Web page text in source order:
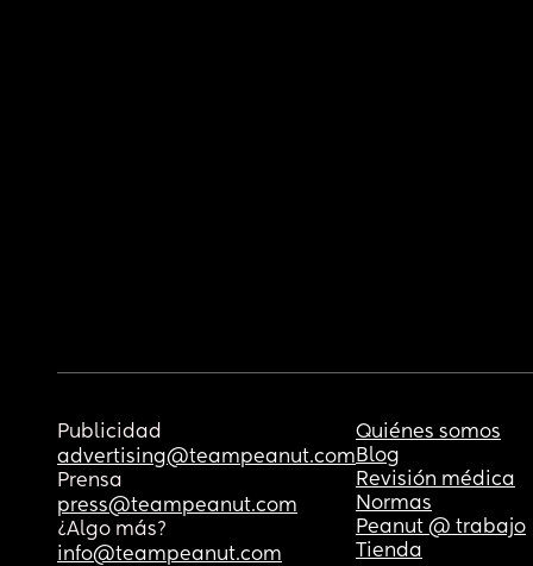
Publicidad
advertising@teampeanut.com
Prensa
press@teampeanut.com
¿Algo más?
info@teampeanut.com
Quiénes somos
Blog
Revisión médica
Normas
Peanut @ trabajo
Tienda